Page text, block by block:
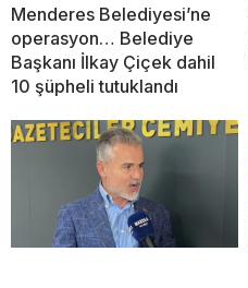
Menderes Belediyesi’ne
operasyon… Belediye
Başkanı İlkay Çiçek dahil
10 şüpheli tutuklandı